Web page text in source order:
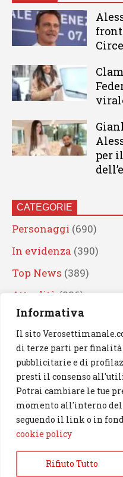
Informativa
Il sito
di terze parti per finalità
pubblicitarie e di
presti il consenso
Potrai cambiare le tue
momento all'interno
seguendo il link o in
cookie policy
Rifiuto Tutto
per
CATEGORIE
Personaggi (690)
In evidenza (390)
Top News (389)
Attualità (336)
Eventi(330)
Artisti (241)
News(239)
Cerca
© 2023 Verosettimanale.com.